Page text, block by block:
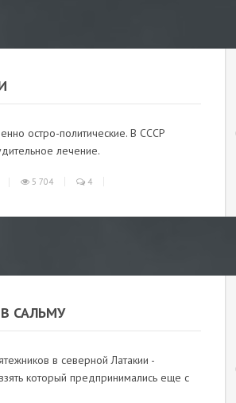
остро-политические. В СССР
лечение.
5 704 4
САЛЬМУ
в северной Латакии -
который предпринимались еще с